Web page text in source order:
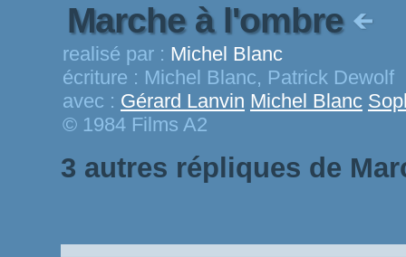
Marche à l'ombre
realisé par : Michel Blanc
écriture : Michel Blanc, Patrick Dewolf
avec : Gérard Lanvin Michel Blanc
© 1984 Films A2
3 autres répliques de